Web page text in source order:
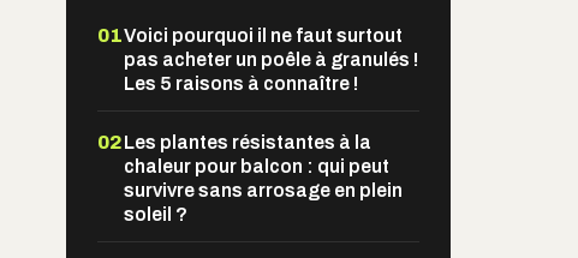
01Voici pourquoi il ne faut surtout
pas acheter un poêle à granulés !
Les 5 raisons à connaître !
02Les plantes résistantes à la
chaleur pour balcon : qui peut
survivre sans arrosage en plein
soleil ?